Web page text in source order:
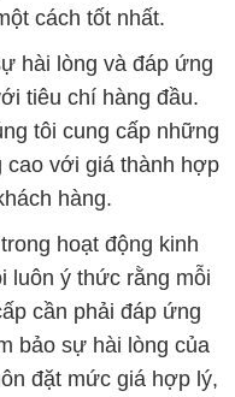
cách tốt nhất.
hài lòng và đáp ứng
tiêu chí hàng đầu.
tôi cung cấp những
cao với giá thành hợp
hàng.
hoạt động kinh
luôn ý thức rằng mỗi
cần phải đáp ứng
bảo sự hài lòng của
đặt mức giá hợp lý,